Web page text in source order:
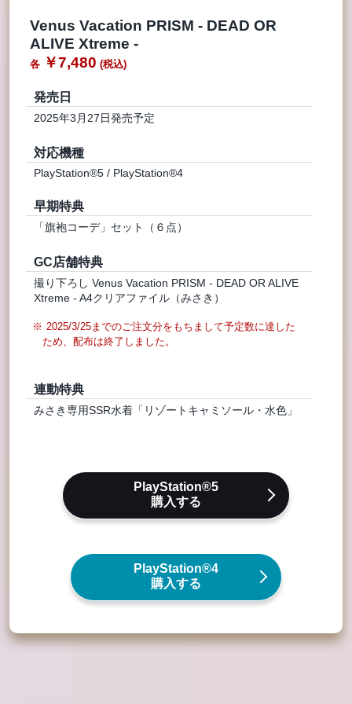
Venus Vacation PRISM - DEAD OR
ALIVE Xtreme -
￥7,480
発売日
2025年3月27日発売予定
対応機種
PlayStation®5 / PlayStation®4
早期特典
「旗袍コーデ」セット（６点）
GC店舗特典
撮り下ろし Venus Vacation PRISM - DEAD OR ALIVE
Xtreme - A4クリアファイル（みさき）
2025/3/25までのご注文分をもちまして予定数に達した
ため、配布は終了しました。
連動特典
みさき専用SSR水着「リゾートキャミソール・水色」
PlayStation®5
購入する
PlayStation®4
購入する